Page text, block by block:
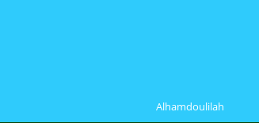
Alhamdoulilah